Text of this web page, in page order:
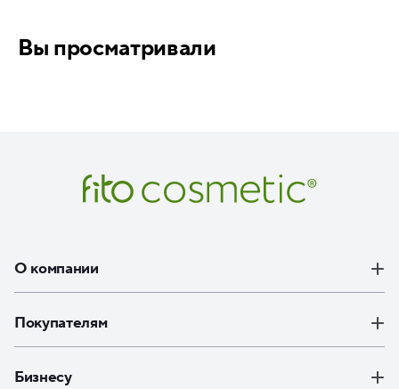
Вы просматривали
О компании
Покупателям
Бизнесу